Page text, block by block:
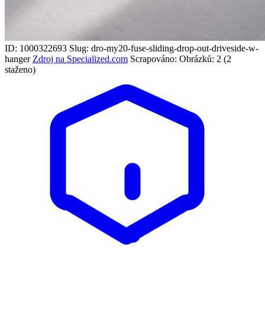
ID: 1000322693 Slug: dro-my20-fuse-sliding-drop-out-driveside-w-
hanger Zdroj na Specialized.com Scrapováno: Obrázků: 2 (2
staženo)